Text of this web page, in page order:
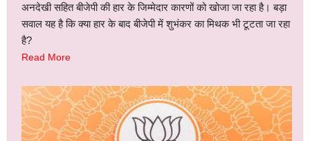
अनदेखी सहित बीजेपी की हार के जिम्मेदार कारणों को खोजा जा रहा है। बड़ा
सवाल यह है कि क्या हार के बाद बीजेपी में शुभंकर का मिथक भी टूटता जा रहा
है?
Read More